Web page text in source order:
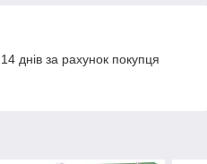
днів за рахунок покупця